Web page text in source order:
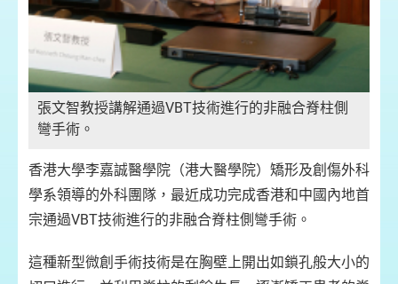
張文智教授講解通過VBT技術進行的非融合脊柱側
彎手術。
香港大學李嘉誠醫學院（港大醫學院）矯形及創傷外科
學系領導的外科團隊，最近成功完成香港和中國內地首
宗通過VBT技術進行的非融合脊柱側彎手術。
這種新型微創手術技術是在胸壁上開出如鎖孔般大小的